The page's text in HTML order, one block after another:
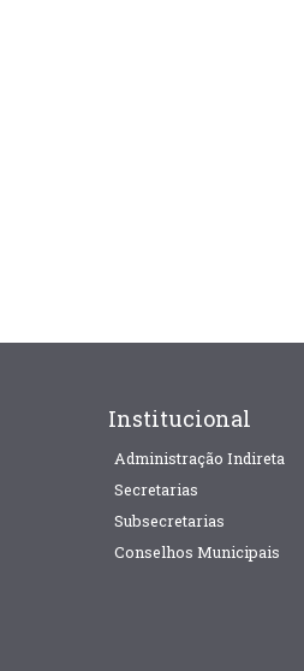
Institucional
Administração Indireta
Secretarias
Subsecretarias
Conselhos Municipais